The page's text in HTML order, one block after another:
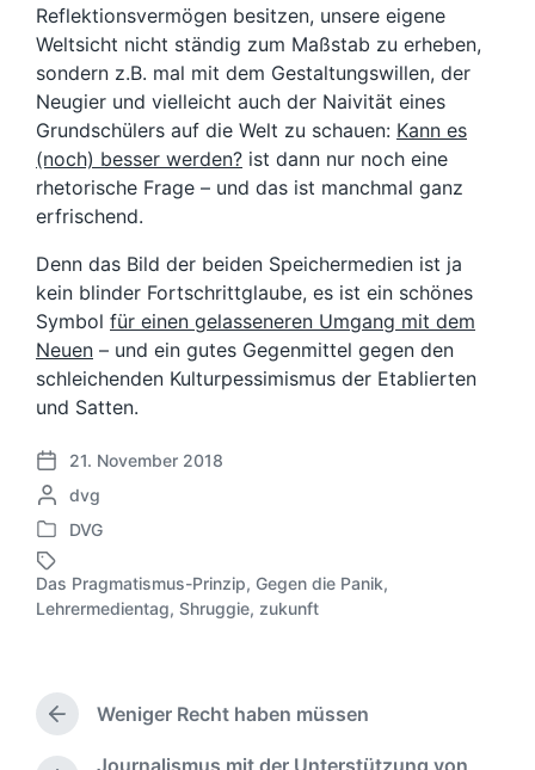
Reflektionsvermögen besitzen, unsere eigene
Weltsicht nicht ständig zum Maßstab zu erheben,
sondern z.B. mal mit dem Gestaltungswillen, der
Neugier und vielleicht auch der Naivität eines
Grundschülers auf die Welt zu schauen: Kann es
(noch) besser werden? ist dann nur noch eine
rhetorische Frage – und das ist manchmal ganz
erfrischend.
Denn das Bild der beiden Speichermedien ist ja
kein blinder Fortschrittglaube, es ist ein schönes
Symbol für einen gelasseneren Umgang mit dem
Neuen – und ein gutes Gegenmittel gegen den
schleichenden Kulturpessimismus der Etablierten
und Satten.
V
e
r
ö
f
f
i
21. November 2018
G
e
c
h
r
b
e
dvg
V
e
r
ö
n
DVG
S
a
g
Das Pragmatismus-Prinzip, Gegen die Panik,
Lehrermedientag, Shruggie, zukunft
V
Weniger Recht haben müssen
Journalismus mit der Unterstützung von